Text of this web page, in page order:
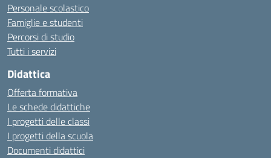
Personale scolastico
Famiglie e studenti
Percorsi di studio
Tutti i servizi
Didattica
Offerta formativa
Le schede didattiche
I progetti delle classi
I progetti della scuola
Documenti didattici